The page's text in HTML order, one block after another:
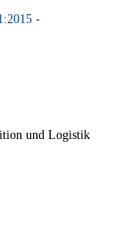
und Logistik